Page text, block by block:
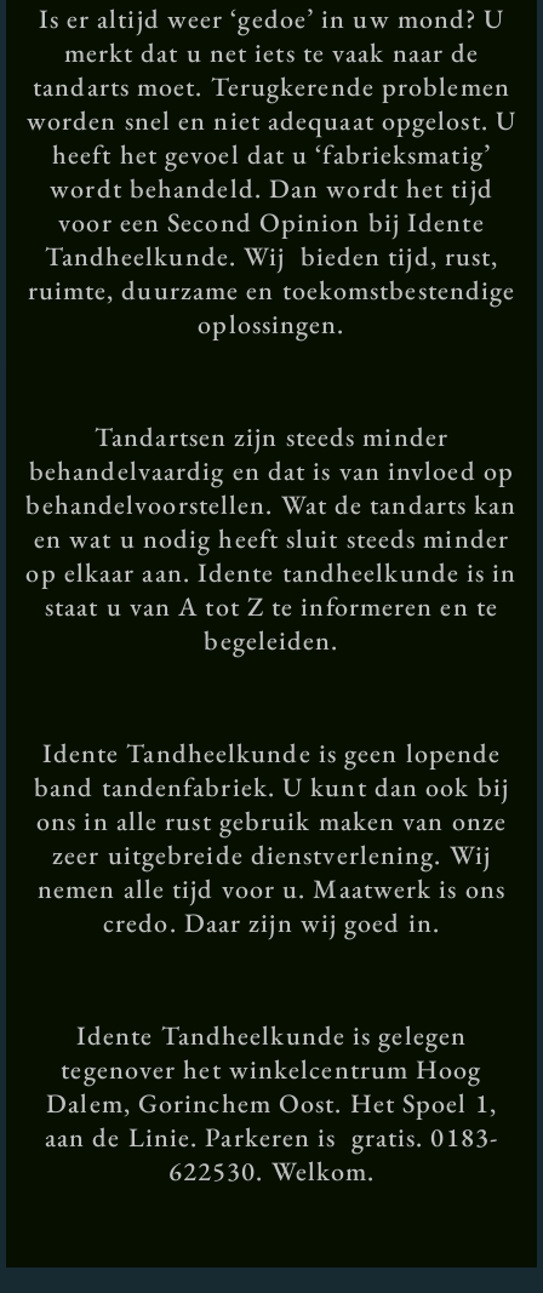
Is er altijd weer ‘gedoe’ in uw mond? U
merkt dat u net iets te vaak naar de
tandarts moet. Terugkerende problemen
worden snel en niet adequaat opgelost. U
heeft het gevoel dat u ‘fabrieksmatig’
wordt behandeld. Dan wordt het tijd
voor een Second Opinion bij Idente
Tandheelkunde. Wij bieden tijd, rust,
ruimte, duurzame en toekomstbestendige
oplossingen.
Tandartsen zijn steeds minder
behandelvaardig en dat is van invloed op
behandelvoorstellen. Wat de tandarts kan
en wat u nodig heeft sluit steeds minder
op elkaar aan. Idente tandheelkunde is in
staat u van A tot Z te informeren en te
begeleiden.
Idente Tandheelkunde is geen lopende
band tandenfabriek. U kunt dan ook bij
ons in alle rust gebruik maken van onze
zeer uitgebreide dienstverlening. Wij
nemen alle tijd voor u. Maatwerk is ons
credo. Daar zijn wij goed in.
Idente Tandheelkunde is gelegen
tegenover het winkelcentrum Hoog
Dalem, Gorinchem Oost. Het Spoel 1,
aan de Linie. Parkeren is gratis. 0183-
622530. Welkom.